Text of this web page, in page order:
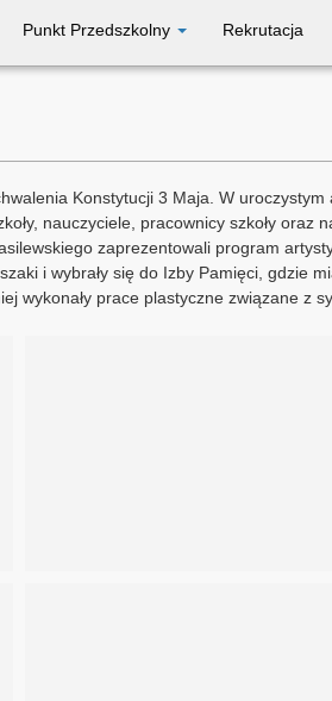
Punkt Przedszkolny Rekrutacja
Konstytucji 3 Maja. W
nauczyciele, pracownicy szkoły oraz
zaprezentowali program
i wybrały się do Izby Pamięci, gdzie
wykonały prace plastyczne związane z